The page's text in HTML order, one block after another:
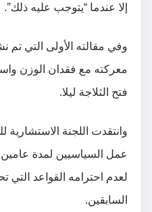
إلا عندما “يتوجب عليه ذلك”.
وفي مقالته الأولى التي
معركته مع فقدان الوزن
فتح الثلاجة ليلا.
وانتقدت اللجنة الاستشارية
عمل السياسيين لمدة
لعدم احترامه القواعد
السابقين.